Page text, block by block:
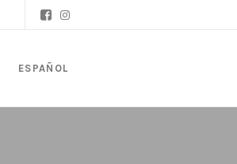
ESPAÑOL